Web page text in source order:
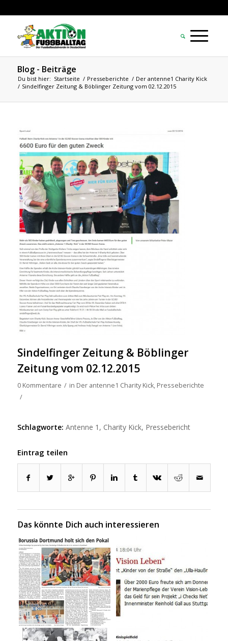
Blog - Beiträge
Du bist hier: Startseite / Presseberichte / Der antenne1 Charity Kick
/ Sindelfinger Zeitung & Böblinger Zeitung vom 02.12.2015
Sindelfinger Zeitung & Böblinger
Zeitung vom 02.12.2015
0 Kommentare / in Der antenne1 Charity Kick, Presseberichte
/
Schlagworte: Antenne 1 , Charity Kick, Pressebericht
Eintrag teilen
Das könnte Dich auch interessieren